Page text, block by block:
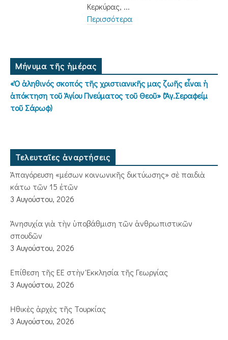
Κερκύρας, ...
Περισσότερα
Μήνυμα τῆς ἡμέρας
«Ὁ ἀληθινός σκοπός τῆς χριστιανικῆς μας ζωῆς εἶναι ἡ
ἀπόκτηση τοῦ Ἁγίου Πνεύματος τοῦ Θεοῦ» (Ἅγ.Σεραφείμ
τοῦ Σάρωφ)
Τελευταῖες ἀναρτήσεις
Ἀπαγόρευση «μέσων κοινωνικῆς δικτύωσης» σὲ παιδιὰ
κάτω τῶν 15 ἐτῶν
3 Αυγούστου, 2026
Ἀνησυχία γιὰ τὴν ὑποβάθμιση τῶν ἀνθρωπιστικῶν
σπουδῶν
3 Αυγούστου, 2026
Ἐπίθεση τῆς ΕΕ στὴν Ἐκκλησία τῆς Γεωργίας
3 Αυγούστου, 2026
Ἠθικὲς ἀρχὲς τῆς Τουρκίας
3 Αυγούστου, 2026